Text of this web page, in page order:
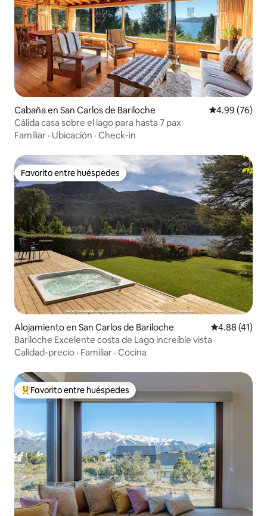
Cabaña en San Carlos de Bariloche Calificación
4.99 (76)
Cálida casa sobre el lago para hasta 7 pax
Familiar · Ubicación · Check-in
Favorito entre huéspedes
Favorito entre huéspedes
Alojamiento en San Carlos de Bariloche Calificación
4.88 (41)
Bariloche Excelente costa de Lago increíble vista
Calidad-precio · Familiar · Cocina
Favorito entre huéspedes preferido
Favorito entre huéspedes